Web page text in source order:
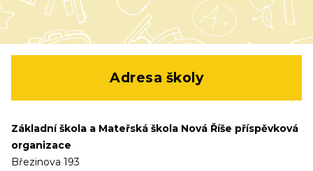
Adresa školy
Základní škola a Mateřská škola Nová Říše příspěvková
organizace
Březinova 193